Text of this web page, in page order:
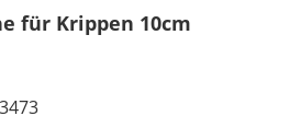
für Krippen 10cm